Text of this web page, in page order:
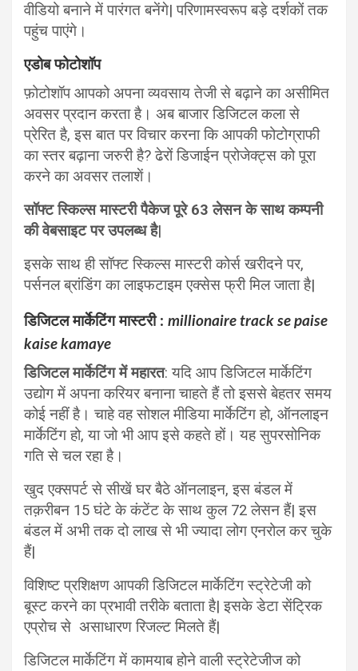
वीडियो बनाने में पारंगत बनेंगे| परिणामस्वरूप बड़े दर्शकों तक
पहुंच पाएंगे।
एडोब फोटोशॉप
फ़ोटोशॉप आपको अपना व्यवसाय तेजी से बढ़ाने का असीमित
अवसर प्रदान करता है। अब बाजार डिजिटल कला से
प्रेरित है, इस बात पर विचार करना कि आपकी फोटोग्राफी
का स्तर बढ़ाना जरुरी है? ढेरों डिजाईन प्रोजेक्ट्स को पूरा
करने का अवसर तलाशें।
सॉफ्ट स्किल्स मास्टरी पैकेज पूरे 63 लेसन के साथ कम्पनी
की वेबसाइट पर उपलब्ध है|
इसके साथ ही सॉफ्ट स्किल्स मास्टरी कोर्स खरीदने पर,
पर्सनल ब्रांडिंग का लाइफटाइम एक्सेस फ्री मिल जाता है|
डिजिटल मार्केटिंग मास्टरी : millionaire track se paise
kaise kamaye
डिजिटल मार्केटिंग में महारत: यदि आप डिजिटल मार्केटिंग
उद्योग में अपना करियर बनाना चाहते हैं तो इससे बेहतर समय
कोई नहीं है। चाहे वह सोशल मीडिया मार्केटिंग हो, ऑनलाइन
मार्केटिंग हो, या जो भी आप इसे कहते हों। यह सुपरसोनिक
गति से चल रहा है।
खुद एक्सपर्ट से सीखें घर बैठे ऑनलाइन, इस बंडल में
तक़रीबन 15 घंटे के कंटेंट के साथ कुल 72 लेसन हैं| इस
बंडल में अभी तक दो लाख से भी ज्यादा लोग एनरोल कर चुके
हैं|
विशिष्ट प्रशिक्षण आपकी डिजिटल मार्केटिंग स्ट्रेटेजी को
बूस्ट करने का प्रभावी तरीके बताता है| इसके डेटा सेंट्रिक
एप्रोच से असाधारण रिजल्ट मिलते हैं|
डिजिटल मार्केटिंग में कामयाब होने वाली स्ट्रेटेजीज को